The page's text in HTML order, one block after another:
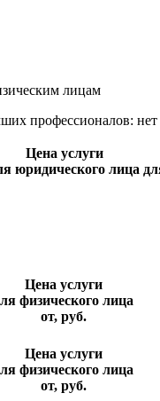
лицам
профессионалов: нет
Цена услуги
юридического лица
Цена услуги
физического лица
от, руб.
Цена услуги
физического лица
от, руб.